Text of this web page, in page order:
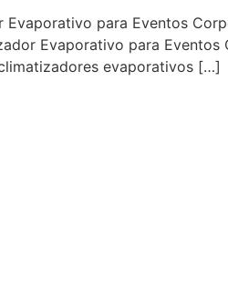
para Eventos
Evaporativo para Eventos
evaporativos […]